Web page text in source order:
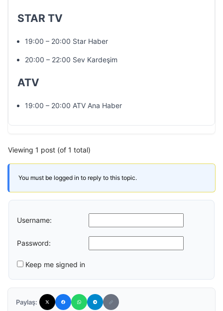
STAR TV
19:00 – 20:00 Star Haber
20:00 – 22:00 Sev Kardeşim
ATV
19:00 – 20:00 ATV Ana Haber
Viewing 1 post (of 1 total)
You must be logged in to reply to this topic.
Username:
Password:
Keep me signed in
Paylaş: